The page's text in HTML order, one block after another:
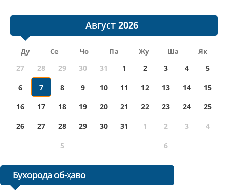
Август
Ду Се Чо Па Жу Ша Як
27 28 29 30 31 1 2 3 4
5
6
7 8 9 10 11 12 13 14
15
16
17 18 19 20 21 22 23 24
25
26
27 28 29 30 31 1 2 3
4
5
6
Бухорода об-ҳаво